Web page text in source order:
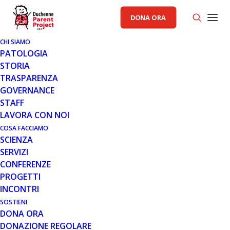
DONA ORA
CHI SIAMO
PATOLOGIA
STORIA
TRASPARENZA
GOVERNANCE
STAFF
LAVORA CON NOI
COSA FACCIAMO
SCIENZA
SERVIZI
CONFERENZE
PROGETTI
INCONTRI
SOSTIENI
DONA ORA
DONAZIONE REGOLARE
AREA ISTITUZIONALE PP
19 MAR 2014
PARENT PROJECT COORDINA IN
ITALIA IL NATIONAL LIASON
TEAM DEL PROGETTO EUPATI